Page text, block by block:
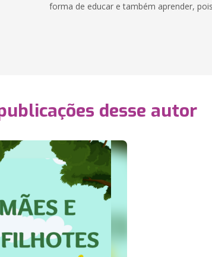
forma de educar e também aprender,
desse autor